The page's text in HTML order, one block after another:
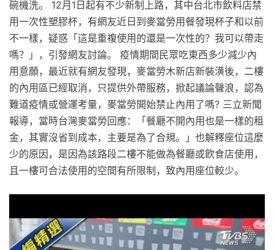
碗機洗。 12月1日起有不少新制上路，其中台北市飲料店禁
用一次性塑膠杯，有網友近日到麥當勞用餐發現杯子和以前
不一樣，疑惑「這是重複使用的還是一次性的？我可以帶走
嗎？」，引發網友討論。 疫情期間民眾吃東西多少減少內
用意願，最近就有網友發現，麥當勞木新店新裝潢後，二樓
的內用區已經取消，只提供外帶服務，掀起議論聲浪，認為
難道疫情或營運考量，麥當勞開始禁止內用了嗎? 三立新聞
報導，當時台灣麥當勞回應：「餐廳不開內用也是一樣的租
金，其實沒省到成本，主要是為了合規。」也解釋座位這麼
少的原因，是因為該路段二樓不能做為餐廳或飮食店使用，
且一樓可合法使用的空間有所限制，致內用座位較少。